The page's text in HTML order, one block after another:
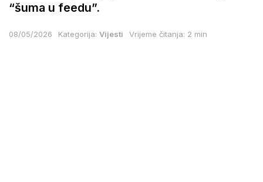
“šuma u feedu”.
08/05/2026 Kategorija: Vijesti Vrijeme čitanja: 2 min